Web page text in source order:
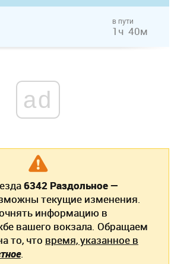
в пути
1ч 40м
ad
6342 Раздольное —
текущие изменения.
информацию в
вашего вокзала. Обращаем
то, что время, указанное в
.